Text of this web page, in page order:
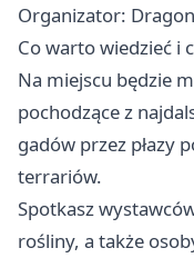
Organizator:
Co warto wiedzieć i
Na miejscu będzie
pochodzące z
gadów przez płazy
terrariów.
Spotkasz
rośliny, a także